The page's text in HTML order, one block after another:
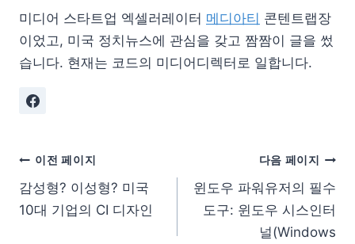
미디어 스타트업 엑셀러레이터 메디아티 콘텐트랩장
이었고, 미국 정치뉴스에 관심을 갖고 짬짬이 글을 썼
습니다. 현재는 코드의 미디어디렉터로 일합니다.
이전 페이지
감성형? 이성형? 미국
10대 기업의 CI 디자인
다음 페이지
윈도우 파워유저의 필수
도구: 윈도우 시스인터
널(Windows